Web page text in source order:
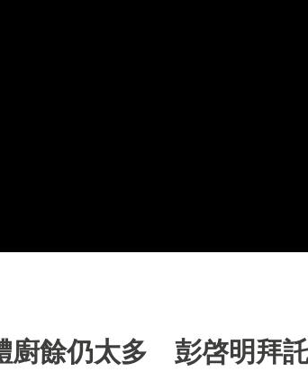
廚餘仍太多 彭啓明拜